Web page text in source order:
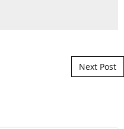
Next Post